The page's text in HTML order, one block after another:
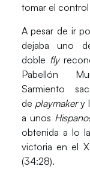
tomar el
A pesar de ir
dejaba uno
doble fly
Pabellón
Sarmiento
de playmakery
a unos
obtenida a lo
victoria en el
(34:28).